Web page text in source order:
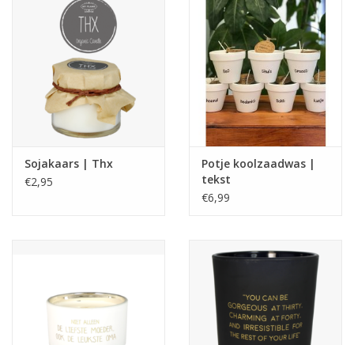
Sojakaars | Thx
€2,95
Potje koolzaadwas |
tekst
€6,99